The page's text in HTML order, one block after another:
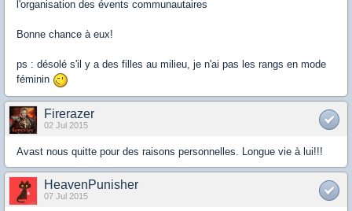
l'organisation des évents communautaires
Bonne chance à eux!
ps : désolé s'il y a des filles au milieu, je n'ai pas les rangs en mode
féminin
Firerazer
02 Jul 2015
Avast nous quitte pour des raisons personnelles. Longue vie à lui!!!
HeavenPunisher
07 Jul 2015